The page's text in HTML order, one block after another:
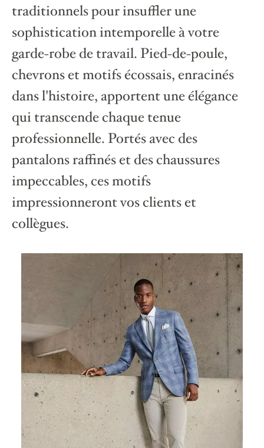
traditionnels pour insuffler une
sophistication intemporelle à votre
garde-robe de travail. Pied-de-poule,
chevrons et motifs écossais, enracinés
dans l'histoire, apportent une élégance
qui transcende chaque tenue
professionnelle. Portés avec des
pantalons raffinés et des chaussures
impeccables, ces motifs
impressionneront vos clients et
collègues.